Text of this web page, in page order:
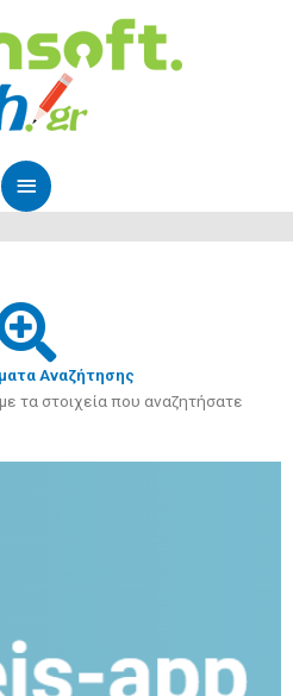
Μενού
Αναζήτησης
τα στοιχεία που αναζητήσατε